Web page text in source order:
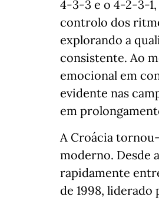
4-3-3 e o 4-2-3-
controlo dos
explorando a
consistente. Ao
emocional em
evidente nas
em
A Croácia
moderno. Desde
rapidamente
de 1998,